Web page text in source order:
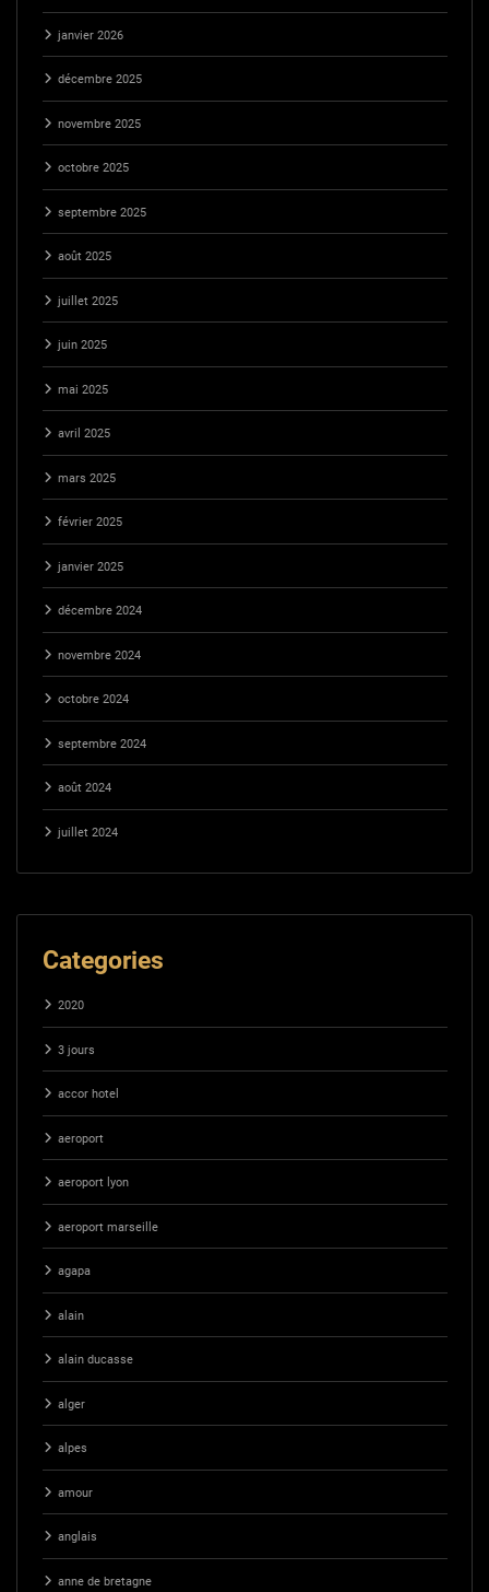
janvier 2026
décembre 2025
novembre 2025
octobre 2025
septembre 2025
août 2025
juillet 2025
juin 2025
mai 2025
avril 2025
mars 2025
février 2025
janvier 2025
décembre 2024
novembre 2024
octobre 2024
septembre 2024
août 2024
juillet 2024
Categories
2020
3 jours
accor hotel
aeroport
aeroport lyon
aeroport marseille
agapa
alain
alain ducasse
alger
alpes
amour
anglais
anne de bretagne